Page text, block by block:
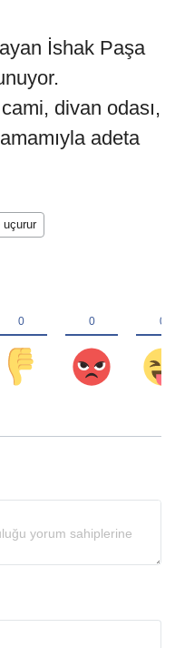
İshak Paşa
cami, divan odası,
adeta
uçurur